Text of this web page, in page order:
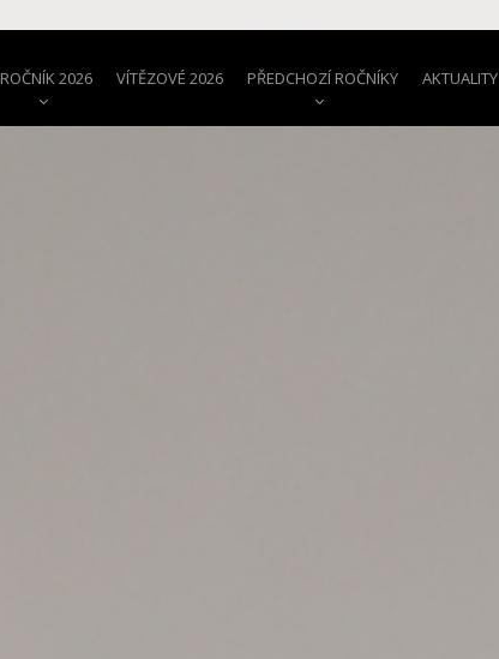
ROČNÍK 2026 VÍTĚZOVÉ 2026 PŘEDCHOZÍ ROČNÍKY AKTUALITY